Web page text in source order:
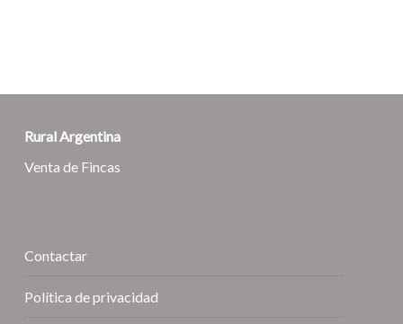
Rural Argentina
Venta de Fincas
Contactar
Política de privacidad